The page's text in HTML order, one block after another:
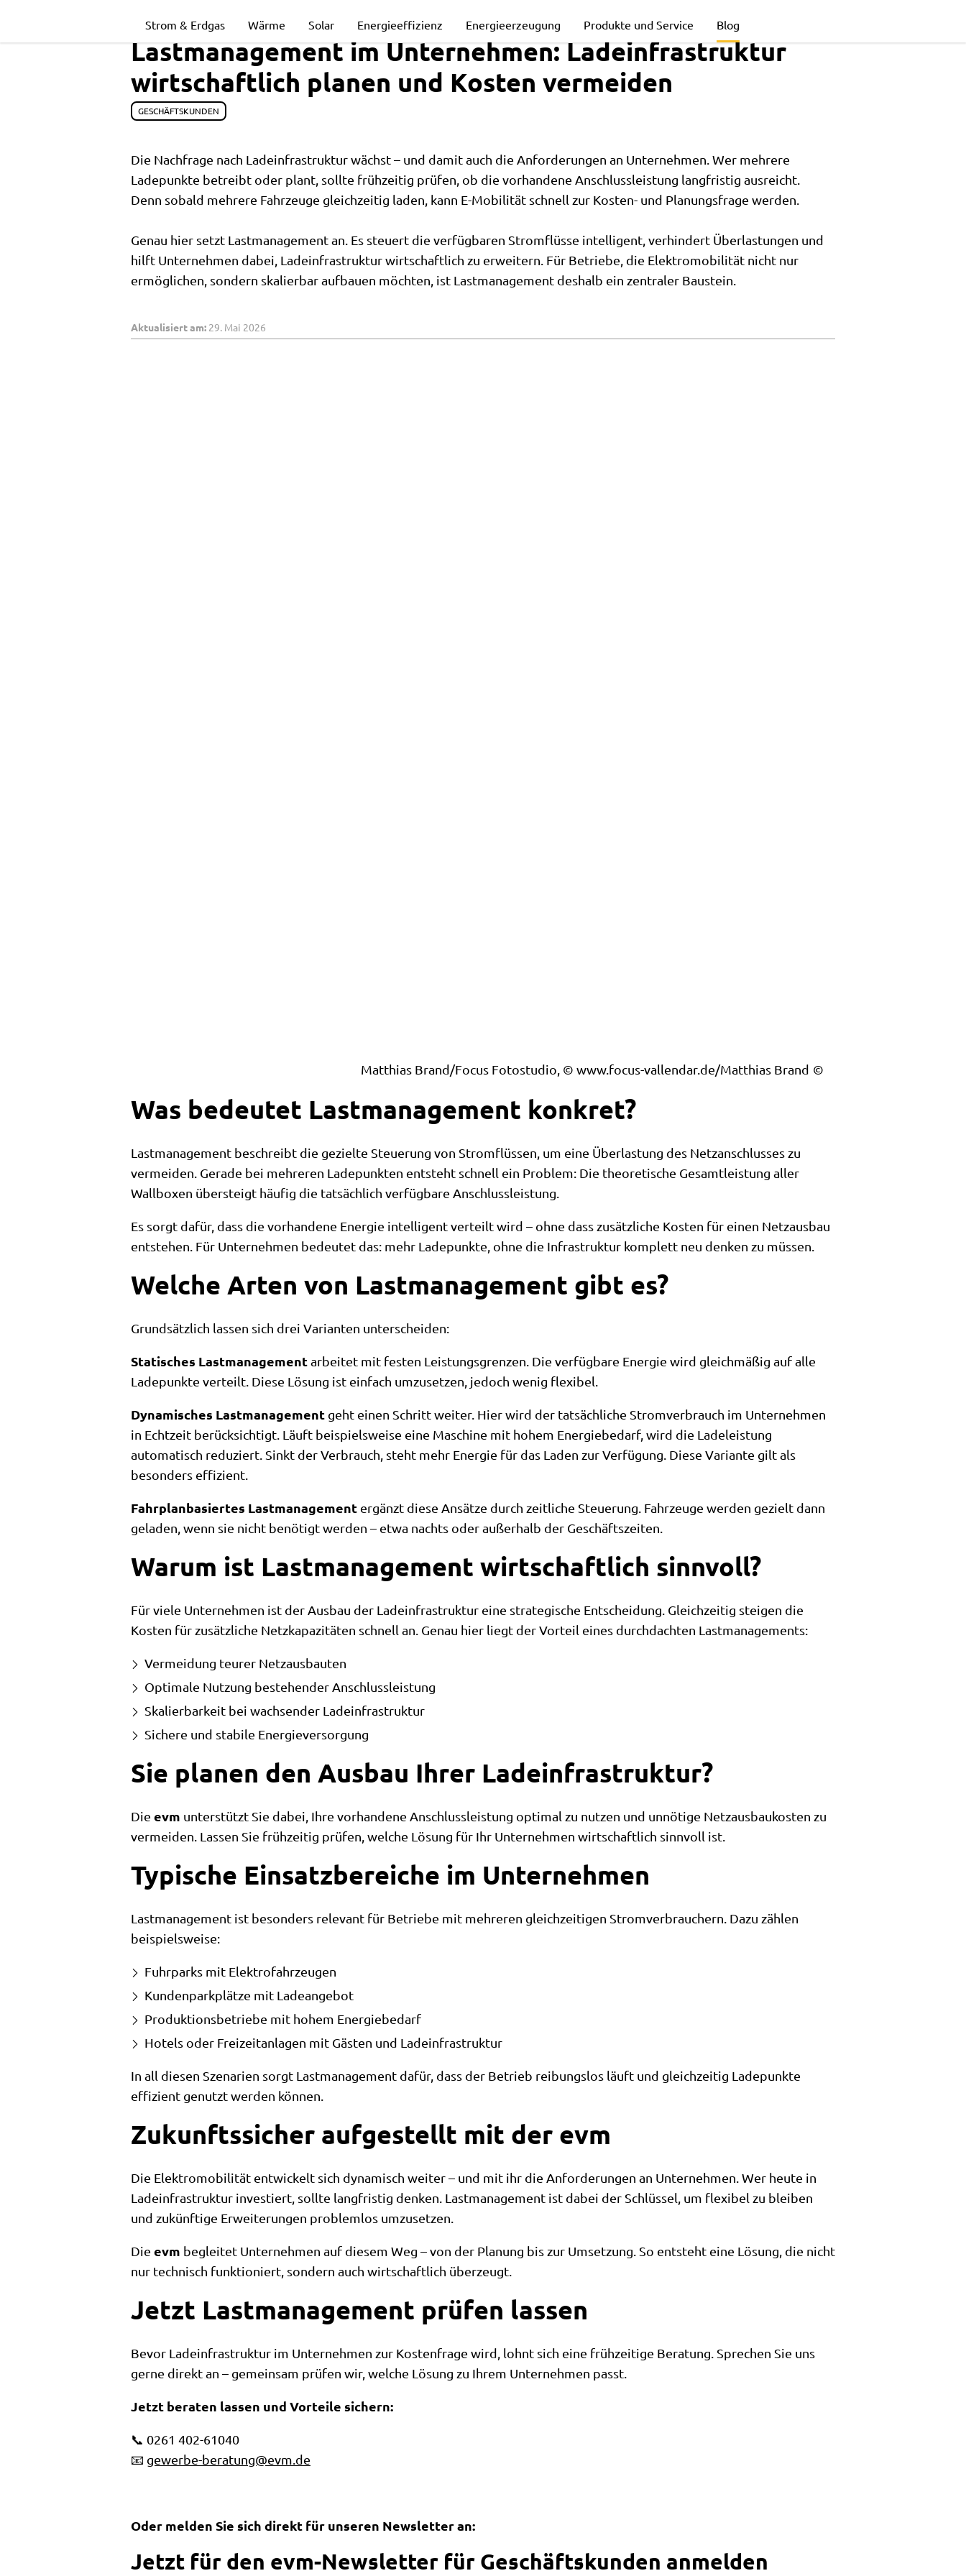
Lastmanagement
Unternehmen:
Ladeinfrastruktur
wirtschaftlich
planen
Strom & Erdgas Wärme Solar Energieeffizienz Energieerzeugung Produkte und Service Blog
Lastmanagement im Unternehmen: Ladeinfrastruktur
wirtschaftlich planen und Kosten vermeiden
GESCHÄFTSKUNDEN
Die Nachfrage nach Ladeinfrastruktur wächst – und damit auch die Anforderungen an Unternehmen. Wer mehrere
Ladepunkte betreibt oder plant, sollte frühzeitig prüfen, ob die vorhandene Anschlussleistung langfristig ausreicht.
Denn sobald mehrere Fahrzeuge gleichzeitig laden, kann E-Mobilität schnell zur Kosten- und Planungsfrage werden.
Genau hier setzt Lastmanagement an. Es steuert die verfügbaren Stromflüsse intelligent, verhindert Überlastungen und
hilft Unternehmen dabei, Ladeinfrastruktur wirtschaftlich zu erweitern. Für Betriebe, die Elektromobilität nicht nur
ermöglichen, sondern skalierbar aufbauen möchten, ist Lastmanagement deshalb ein zentraler Baustein.
Aktualisiert am: 29. Mai 2026
Matthias Brand/Focus Fotostudio, © www.focus-vallendar.de/Matthias Brand
Was bedeutet Lastmanagement konkret?
Lastmanagement beschreibt die gezielte Steuerung von Stromflüssen, um eine Überlastung des Netzanschlusses zu
vermeiden. Gerade bei mehreren Ladepunkten entsteht schnell ein Problem: Die theoretische Gesamtleistung aller
Wallboxen übersteigt häufig die tatsächlich verfügbare Anschlussleistung.
Es sorgt dafür, dass die vorhandene Energie intelligent verteilt wird – ohne dass zusätzliche Kosten für einen Netzausbau
entstehen. Für Unternehmen bedeutet das: mehr Ladepunkte, ohne die Infrastruktur komplett neu denken zu müssen.
Welche Arten von Lastmanagement gibt es?
Grundsätzlich lassen sich drei Varianten unterscheiden:
Statisches Lastmanagementarbeitet mit festen Leistungsgrenzen. Die verfügbare Energie wird gleichmäßig auf alle
Ladepunkte verteilt. Diese Lösung ist einfach umzusetzen, jedoch wenig flexibel.
Dynamisches Lastmanagement geht einen Schritt weiter. Hier wird der tatsächliche Stromverbrauch im Unternehmen
in Echtzeit berücksichtigt. Läuft beispielsweise eine Maschine mit hohem Energiebedarf, wird die Ladeleistung
automatisch reduziert. Sinkt der Verbrauch, steht mehr Energie für das Laden zur Verfügung. Diese Variante gilt als
besonders effizient.
Fahrplanbasiertes Lastmanagement ergänzt diese Ansätze durch zeitliche Steuerung. Fahrzeuge werden gezielt dann
geladen, wenn sie nicht benötigt werden – etwa nachts oder außerhalb der Geschäftszeiten.
Warum ist Lastmanagement wirtschaftlich sinnvoll?
Für viele Unternehmen ist der Ausbau der Ladeinfrastruktur eine strategische Entscheidung. Gleichzeitig steigen die
Kosten für zusätzliche Netzkapazitäten schnell an. Genau hier liegt der Vorteil eines durchdachten Lastmanagements:
Vermeidung teurer Netzausbauten
Optimale Nutzung bestehender Anschlussleistung
Skalierbarkeit bei wachsender Ladeinfrastruktur
Sichere und stabile Energieversorgung
Sie planen den Ausbau Ihrer Ladeinfrastruktur?
Die evm unterstützt Sie dabei, Ihre vorhandene Anschlussleistung optimal zu nutzen und unnötige Netzausbaukosten zu
vermeiden. Lassen Sie frühzeitig prüfen, welche Lösung für Ihr Unternehmen wirtschaftlich sinnvoll ist.
Typische Einsatzbereiche im Unternehmen
Lastmanagement ist besonders relevant für Betriebe mit mehreren gleichzeitigen Stromverbrauchern. Dazu zählen
beispielsweise:
Fuhrparks mit Elektrofahrzeugen
Kundenparkplätze mit Ladeangebot
Produktionsbetriebe mit hohem Energiebedarf
Hotels oder Freizeitanlagen mit Gästen und Ladeinfrastruktur
In all diesen Szenarien sorgt Lastmanagement dafür, dass der Betrieb reibungslos läuft und gleichzeitig Ladepunkte
effizient genutzt werden können.
Zukunftssicher aufgestellt mit der evm
Die Elektromobilität entwickelt sich dynamisch weiter – und mit ihr die Anforderungen an Unternehmen. Wer heute in
Ladeinfrastruktur investiert, sollte langfristig denken. Lastmanagement ist dabei der Schlüssel, um flexibel zu bleiben
und zukünftige Erweiterungen problemlos umzusetzen.
Die evm begleitet Unternehmen auf diesem Weg – von der Planung bis zur Umsetzung. So entsteht eine Lösung, die nicht
nur technisch funktioniert, sondern auch wirtschaftlich überzeugt.
Jetzt Lastmanagement prüfen lassen
Bevor Ladeinfrastruktur im Unternehmen zur Kostenfrage wird, lohnt sich eine frühzeitige Beratung. Sprechen Sie uns
gerne direkt an – gemeinsam prüfen wir, welche Lösung zu Ihrem Unternehmen passt.
Jetzt beraten lassen und Vorteile sichern:
📞 0261 402-61040
📧 gewerbe-beratung@evm.de
Oder melden Sie sich direkt für unseren Newsletter an:
Jetzt für den evm-Newsletter für Geschäftskunden anmelden